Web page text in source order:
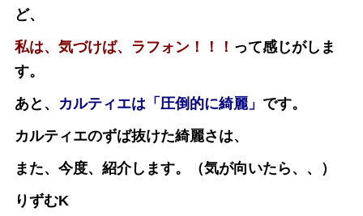
ど、
私は、気づけば、ラフォン！！！ って感じがしま
す。
あと、 カルティエは「圧倒的に綺麗」 です。
カルティエのずば抜けた綺麗さは、
また、今度、紹介します。（気が向いたら、、）
りずむK